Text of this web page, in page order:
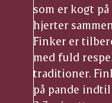
som er kogt
hjerter
Finker er
med fuld
traditioner.
på pande